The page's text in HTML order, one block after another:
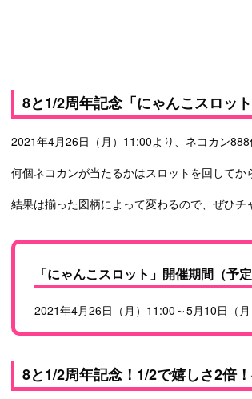
8と1/2周年記念「にゃんこスロッ
2021年4月26日（月）11:00より、ネコカン
何個ネコカンが当たるかはスロットを回してか
結果は揃った図柄によって変わるので、ぜひチ
「にゃんこスロット」開催期間（予定
2021年4月26日（月）11:00～5月10日（
8と1/2周年記念！1/2で嬉しさ2倍